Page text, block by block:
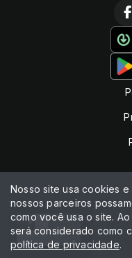
Nosso site usa cookies
nossos parceiros
como você usa o site.
será considerado como
política de privacidade.